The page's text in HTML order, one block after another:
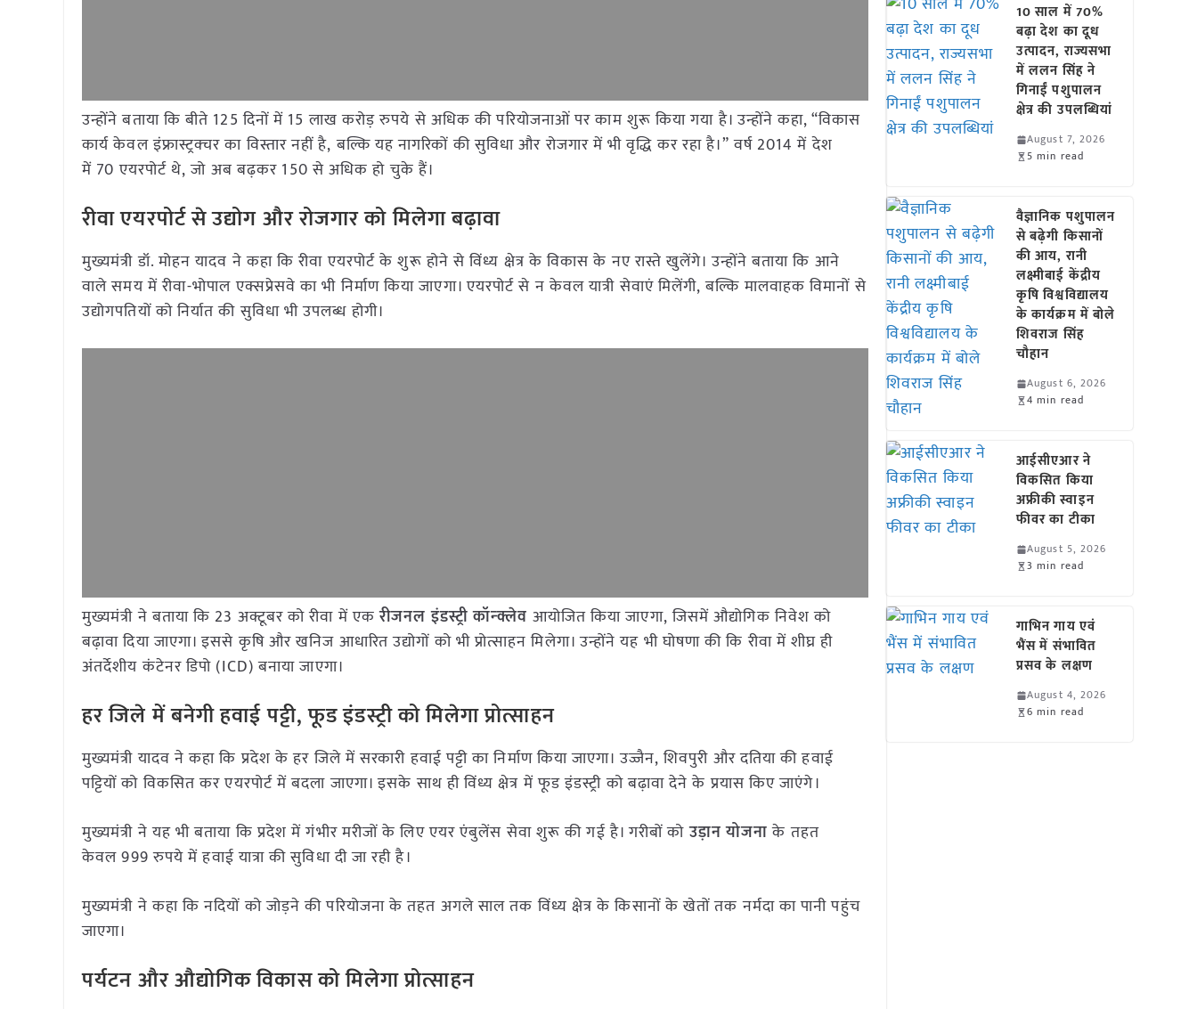
उन्होंने बताया कि बीते 125 दिनों में 15 लाख करोड़ रुपये से अधिक की परियोजनाओं पर काम शुरू किया गया है। उन्होंने कहा, “विकास
कार्य केवल इंफ्रास्ट्रक्चर का विस्तार नहीं है, बल्कि यह नागरिकों की सुविधा और रोजगार में भी वृद्धि कर रहा है।” वर्ष 2014 में देश
में 70 एयरपोर्ट थे, जो अब बढ़कर 150 से अधिक हो चुके हैं।
रीवा एयरपोर्ट से उद्योग और रोजगार को मिलेगा बढ़ावा
मुख्यमंत्री डॉ. मोहन यादव ने कहा कि रीवा एयरपोर्ट के शुरू होने से विंध्य क्षेत्र के विकास के नए रास्ते खुलेंगे। उन्होंने बताया कि आने
वाले समय में रीवा-भोपाल एक्सप्रेसवे का भी निर्माण किया जाएगा। एयरपोर्ट से न केवल यात्री सेवाएं मिलेंगी, बल्कि मालवाहक विमानों से
उद्योगपतियों को निर्यात की सुविधा भी उपलब्ध होगी।
मुख्यमंत्री ने बताया कि 23 अक्टूबर को रीवा में एकरीजनल इंडस्ट्री कॉन्क्लेव आयोजित किया जाएगा, जिसमें औद्योगिक निवेश को
बढ़ावा दिया जाएगा। इससे कृषि और खनिज आधारित उद्योगों को भी प्रोत्साहन मिलेगा। उन्होंने यह भी घोषणा की कि रीवा में शीघ्र ही
अंतर्देशीय कंटेनर डिपो (ICD) बनाया जाएगा।
हर जिले में बनेगी हवाई पट्टी,फूड इंडस्ट्री को मिलेगा प्रोत्साहन
मुख्यमंत्री यादव ने कहा कि प्रदेश के हर जिले में सरकारी हवाई पट्टी का निर्माण किया जाएगा। उज्जैन, शिवपुरी और दतिया की हवाई
पट्टियों को विकसित कर एयरपोर्ट में बदला जाएगा। इसके साथ ही विंध्य क्षेत्र में फूड इंडस्ट्री को बढ़ावा देने के प्रयास किए जाएंगे।
मुख्यमंत्री ने यह भी बताया कि प्रदेश में गंभीर मरीजों के लिए एयर एंबुलेंस सेवा शुरू की गई है। गरीबों कोउड़ान योजनाके तहत
केवल 999 रुपये में हवाई यात्रा की सुविधा दी जा रही है।
मुख्यमंत्री ने कहा कि नदियों को जोड़ने की परियोजना के तहत अगले साल तक विंध्य क्षेत्र के किसानों के खेतों तक नर्मदा का पानी पहुंच
जाएगा।
पर्यटन और औद्योगिक विकास को मिलेगा प्रोत्साहन
10 साल में 70%
बढ़ा देश का दूध
उत्पादन, राज्यसभा
में ललन सिंह ने
गिनाईं पशुपालन
क्षेत्र की उपलब्धियां
August 7, 2026
5 min read
वैज्ञानिक पशुपालन
से बढ़ेगी किसानों
की आय, रानी
लक्ष्मीबाई केंद्रीय
कृषि विश्वविद्यालय
के कार्यक्रम में बोले
शिवराज सिंह
चौहान
August 6, 2026
4 min read
आईसीएआर ने
विकसित किया
अफ्रीकी स्वाइन
फीवर का टीका
August 5, 2026
3 min read
गाभिन गाय एवं
भैंस में संभावित
प्रसव के लक्षण
August 4, 2026
6 min read